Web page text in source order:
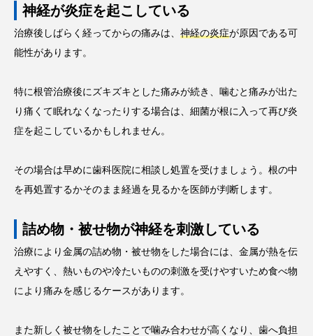
神経が炎症を起こしている
治療後しばらく経ってからの痛みは、 神経の炎症が原因である可
能性があります。
特に根管治療後にズキズキとした痛みが続き、噛むと痛みが出た
り痛くて眠れなくなったりする場合は、細菌が根に入って再び炎
症を起こしているかもしれません。
その場合は早めに歯科医院に相談し処置を受けましょう。根の中
を再処置するかそのまま経過を見るかを医師が判断します。
詰め物・被せ物が神経を刺激している
治療により金属の詰め物・被せ物をした場合には、金属が熱を伝
えやすく、熱いものや冷たいものの刺激を受けやすいため食べ物
により痛みを感じるケースがあります。
また新しく被せ物をしたことで噛み合わせが高くなり、歯へ負担